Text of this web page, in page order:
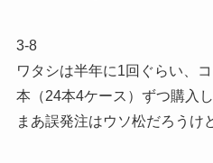
3-8
ワタシは半年に1回ぐらい、
本（24本4ケース）ずつ購入し
まあ誤発注はウソ松だろうけ